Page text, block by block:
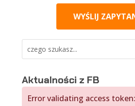
WYŚLIJ
Aktualności z FB
Error validating access